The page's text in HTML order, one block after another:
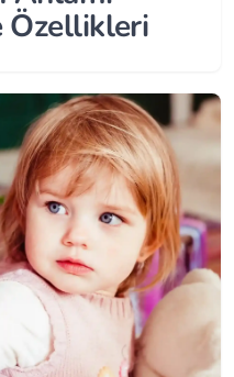
Özellikleri